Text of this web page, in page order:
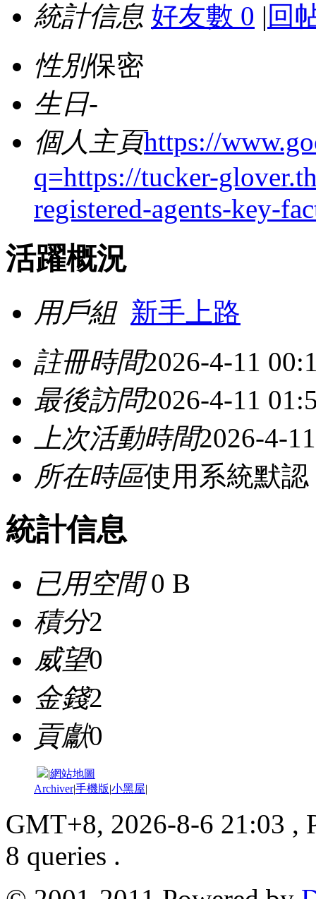
統計信息 好友數 0 | 回
性別保密
生日-
個人主頁https://
q=https://tucker-
registered-agents-key-
活躍概況
用戶組 新手上路
註冊時間2026-4-11
最後訪問2026-4-11
上次活動時間2026-4-
所在時區使用系統默認
統計信息
已用空間0 B
積分2
威望0
金錢2
貢獻0
|網站地圖
Archiver|手機版|小黑屋|
GMT+8, 2026-8-6 21:03 ,
8 queries .